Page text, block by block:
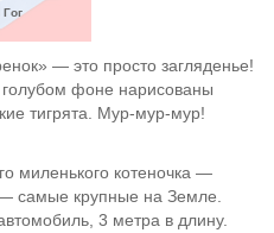
— это просто загляденье!
фоне нарисованы
тигрята. Мур-мур-мур!
миленького котеночка —
самые крупные на Земле.
3 метра в длину.